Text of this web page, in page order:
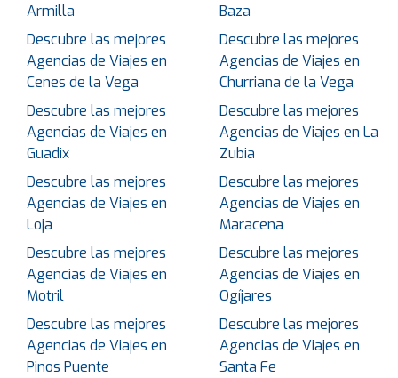
Armilla
Baza
Descubre las mejores
Agencias de Viajes en
Cenes de la Vega
Descubre las mejores
Agencias de Viajes en
Churriana de la Vega
Descubre las mejores
Agencias de Viajes en
Guadix
Descubre las mejores
Agencias de Viajes en La
Zubia
Descubre las mejores
Agencias de Viajes en
Loja
Descubre las mejores
Agencias de Viajes en
Maracena
Descubre las mejores
Agencias de Viajes en
Motril
Descubre las mejores
Agencias de Viajes en
Ogíjares
Descubre las mejores
Agencias de Viajes en
Pinos Puente
Descubre las mejores
Agencias de Viajes en
Santa Fe